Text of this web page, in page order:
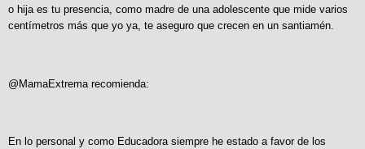
o hija es tu presencia, como madre de una adolescente que mide varios
centímetros más que yo ya, te aseguro que crecen en un santiamén.
@MamaExtrema recomienda:
En lo personal y como Educadora siempre he estado a favor de los